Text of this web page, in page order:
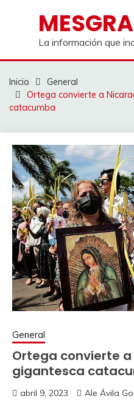
contenidoLa información que
Inicio
General
Ortega convierte a
catacumba
General
Ortega convierte
gigantesca
abril 9, 2023 Ale Ávila